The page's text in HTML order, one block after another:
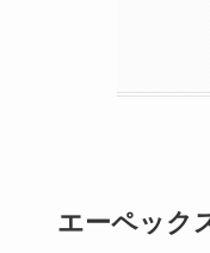
エーペック